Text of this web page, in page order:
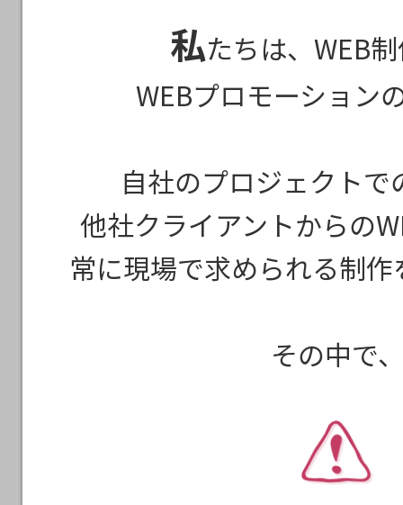
私たちは、WEB
WEBプロモーション
自社のプロジェクトで
他社クライアントからの
常に現場で求められる制
その中で